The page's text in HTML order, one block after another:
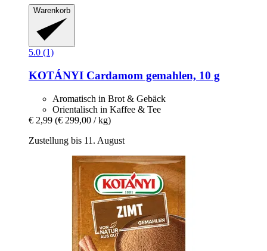
Warenkorb
5.0 (1)
KOTÁNYI Cardamom gemahlen, 10 g
Aromatisch in Brot & Gebäck
Orientalisch in Kaffee & Tee
€ 2,99 (€ 299,00 / kg)
Zustellung bis 11. August